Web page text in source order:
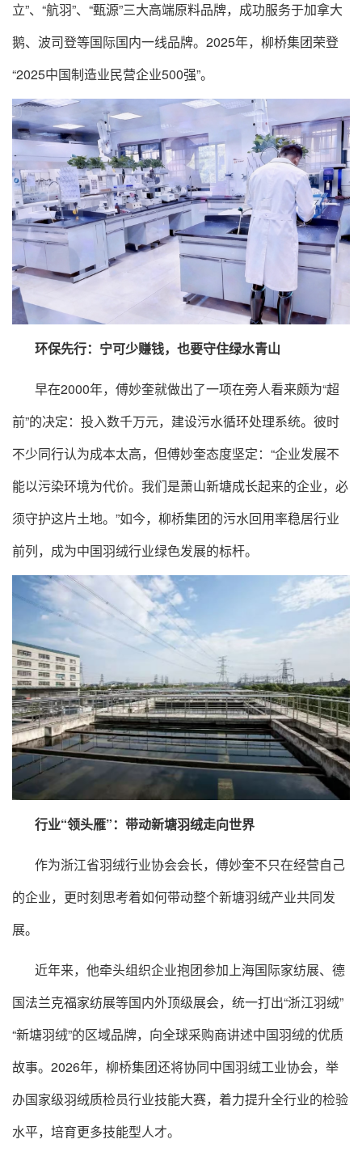
立”、“航羽”、“甄源”三大高端原料品牌，成功服务于加拿大
鹅、波司登等国际国内一线品牌。2025年，柳桥集团荣登
“2025中国制造业民营企业500强”。
环保先行：宁可少赚钱，也要守住绿水青山
早在2000年，傅妙奎就做出了一项在旁人看来颇为“超
前”的决定：投入数千万元，建设污水循环处理系统。彼时
不少同行认为成本太高，但傅妙奎态度坚定：“企业发展不
能以污染环境为代价。我们是萧山新塘成长起来的企业，必
须守护这片土地。”如今，柳桥集团的污水回用率稳居行业
前列，成为中国羽绒行业绿色发展的标杆。
行业“领头雁”：带动新塘羽绒走向世界
作为浙江省羽绒行业协会会长，傅妙奎不只在经营自己
的企业，更时刻思考着如何带动整个新塘羽绒产业共同发
展。
近年来，他牵头组织企业抱团参加上海国际家纺展、德
国法兰克福家纺展等国内外顶级展会，统一打出“浙江羽绒”
“新塘羽绒”的区域品牌，向全球采购商讲述中国羽绒的优质
故事。2026年，柳桥集团还将协同中国羽绒工业协会，举
办国家级羽绒质检员行业技能大赛，着力提升全行业的检验
水平，培育更多技能型人才。